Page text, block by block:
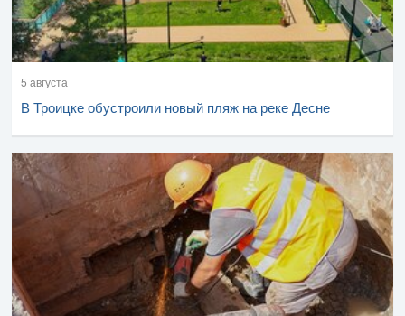
5 августа
В Троицке обустроили новый пляж на реке Десне